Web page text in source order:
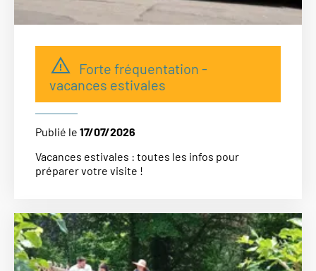
Forte fréquentation -
vacances estivales
Publié le 17/07/2026
Vacances estivales : toutes les infos pour
préparer votre visite !